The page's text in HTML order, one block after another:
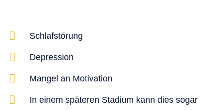
Schlafstörung
Depression
Mangel an Motivation
In einem späteren Stadium kann dies sogar